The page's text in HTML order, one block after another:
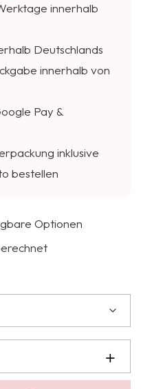
innerhalb
Deutschlands
innerhalb von
Pay &
inklusive
bestellen
Optionen